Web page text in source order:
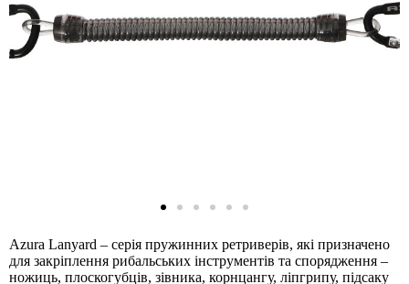
Аzura Lanyard – серія пружинних ретриверів, які призначено
для закріплення рибальських інструментів та спорядження –
ножиць, плоскогубців, зівника, корнцангу, ліпгрипу, підсаку